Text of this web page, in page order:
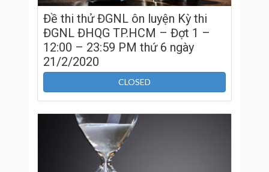
Đề thi thử ĐGNL ôn luyện Kỳ thi
ĐGNL ĐHQG TP.HCM – Đợt 1 –
12:00 – 23:59 PM thứ 6 ngày
21/2/2020
CLOSED